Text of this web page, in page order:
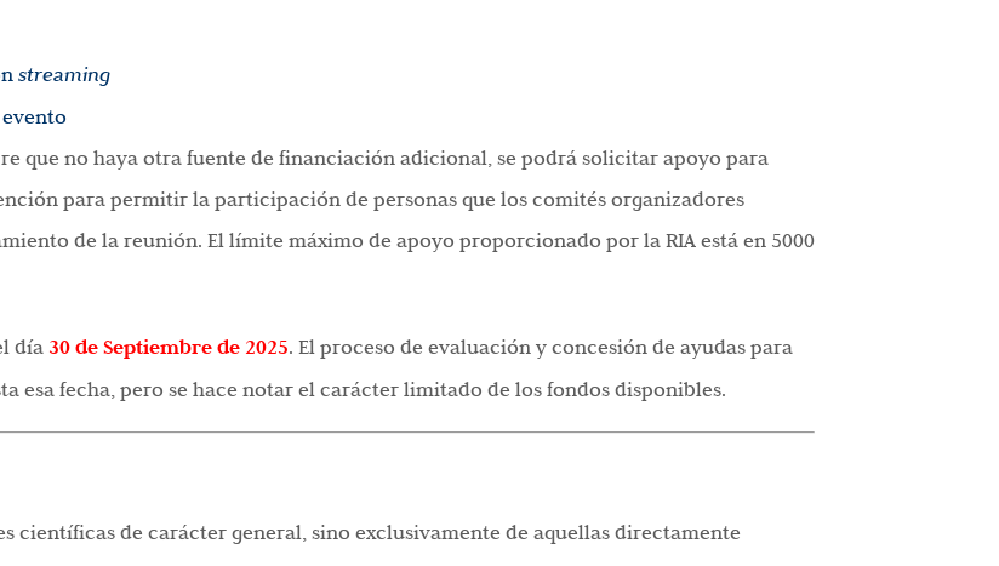
streaming
que no haya otra fuente de financiación adicional, se podrá solicitar apoyo para
para permitir la participación de personas que los comités organizadores
de la reunión. El límite máximo de apoyo proporcionado por la RIA está en 5000
día 30 de Septiembre de 2025. El proceso de evaluación y concesión de ayudas para
esa fecha, pero se hace notar el carácter limitado de los fondos disponibles.
científicas de carácter general, sino exclusivamente de aquellas directamente